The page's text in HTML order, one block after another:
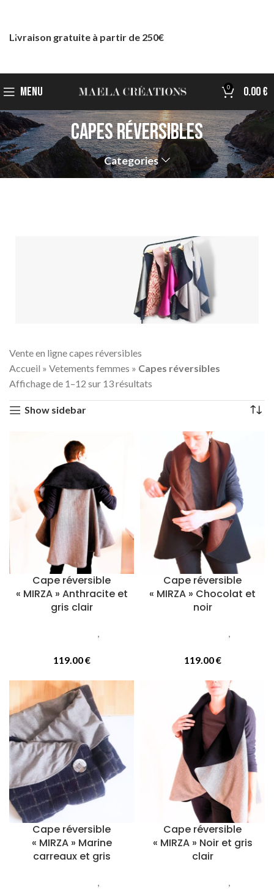
MENU 0 0.00€
Capes réversibles
Categories
Collection de vêtements Femme TAILLE UNIQUE
CAPE RéVERSIBLE
Élégantes, chaudes, intemporelles et originales !
Découvrez la collection de capes réversibles sans
manches par MAELA CRÉATIONS.
Vente en ligne capes réversibles
Accueil » Vetements femmes » Capes réversibles
Affichage de 1–12 sur 13 résultats
Show sidebar
Cape réversible
« MIRZA » Anthracite et
gris clair
,
119.00€
Cape réversible
« MIRZA » Chocolat et
noir
,
119.00€
Cape réversible
« MIRZA » Marine
carreaux et gris
,
Cape réversible
« MIRZA » Noir et gris
clair
,
Livraison gratuite à partir de 250€